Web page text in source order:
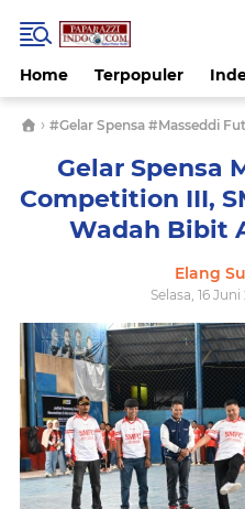
Home Terpopuler
› #Gelar Spensa #Masseddi
Gelar Spensa
Competition III,
Wadah Bibit
Elang
Selasa, 16 Juni